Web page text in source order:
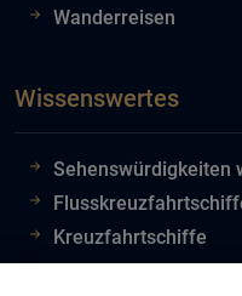
Wanderreisen
Wissenswertes
Sehenswürdigkeiten
Kreuzfahrtschiffe